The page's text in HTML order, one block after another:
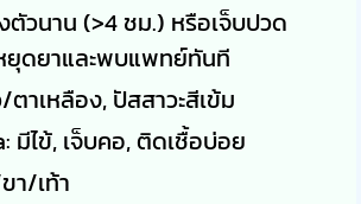
ตัวนาน (>4 ชม.) หรือเจ็บปวด
ยุดยาและพบแพทย์ทันที
าเหลือง, ปัสสาวะสีเข้ม
มีไข้, เจ็บคอ, ติดเชื้อบ่อย
า/เท้า